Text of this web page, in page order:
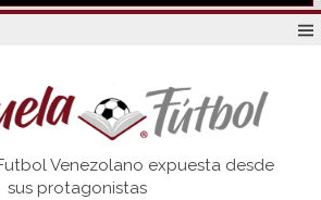
Venezuela
Venezolano expuesta desde
sus protagonistas